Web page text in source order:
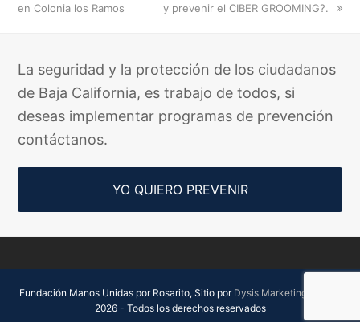
post:
en Colonia los Ramos
post:
y prevenir el CIBER GROOMING?.
La seguridad y la protección de los ciudadanos
de Baja California, es trabajo de todos, si
deseas implementar programas de prevención
contáctanos.
YO QUIERO PREVENIR
Fundación Manos Unidas por Rosarito, Sitio por Dysis Marketing Digital.
2026 - Todos los derechos reservados